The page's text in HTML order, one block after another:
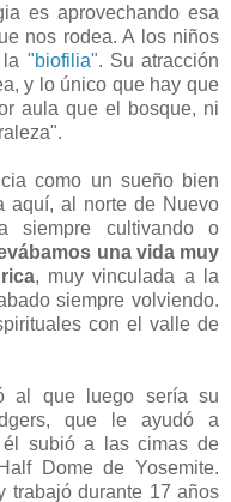
es aprovechando esa
nos rodea. A los niños
"biofilia". Su atracción
y lo único que hay que
aula que el bosque, ni
como un sueño bien
aquí, al norte de Nuevo
siempre cultivando o
una vida muy
, muy vinculada a la
siempre volviendo.
con el valle de
al que luego sería su
que le ayudó a
él subió a las cimas de
Dome de Yosemite.
trabajó durante 17 años